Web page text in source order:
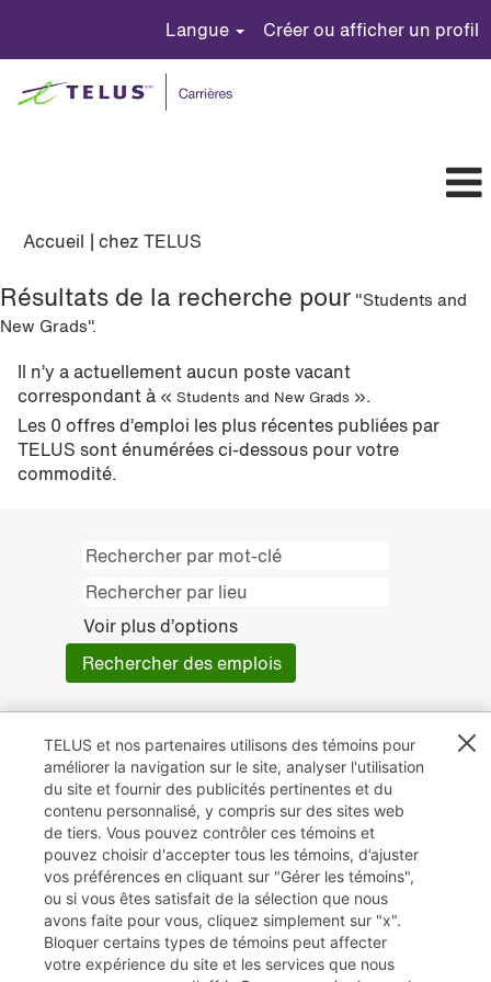
Langue Créer ou afficher un profil
Accueil | chez TELUS
Résultats de la recherche pour "Students and
New Grads".
Il n’y a actuellement aucun poste vacant
correspondant à « Students and New Grads ».
Les 0 offres d’emploi les plus récentes publiées par
TELUS sont énumérées ci-dessous pour votre
commodité.
Voir plus d’options
TELUS.com
TELUS et nos partenaires utilisons des témoins pour
améliorer la navigation sur le site, analyser l'utilisation
du site et fournir des publicités pertinentes et du
contenu personnalisé, y compris sur des sites web
de tiers. Vous pouvez contrôler ces témoins et
pouvez choisir d'accepter tous les témoins, d’ajuster
vos préférences en cliquant sur "Gérer les témoins",
ou si vous êtes satisfait de la sélection que nous
avons faite pour vous, cliquez simplement sur "x".
Bloquer certains types de témoins peut affecter
votre expérience du site et les services que nous